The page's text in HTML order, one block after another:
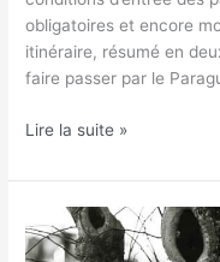
obligatoires et encore
itinéraire, résumé en
faire passer par le
Lire la suite »
#Niunamenos